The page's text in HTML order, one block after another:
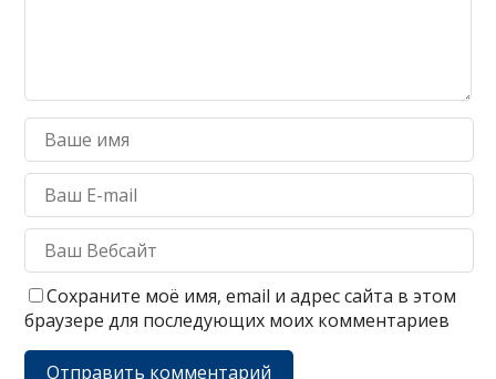
Сохраните моё имя, email и адрес сайта в этом
браузере для последующих моих комментариев